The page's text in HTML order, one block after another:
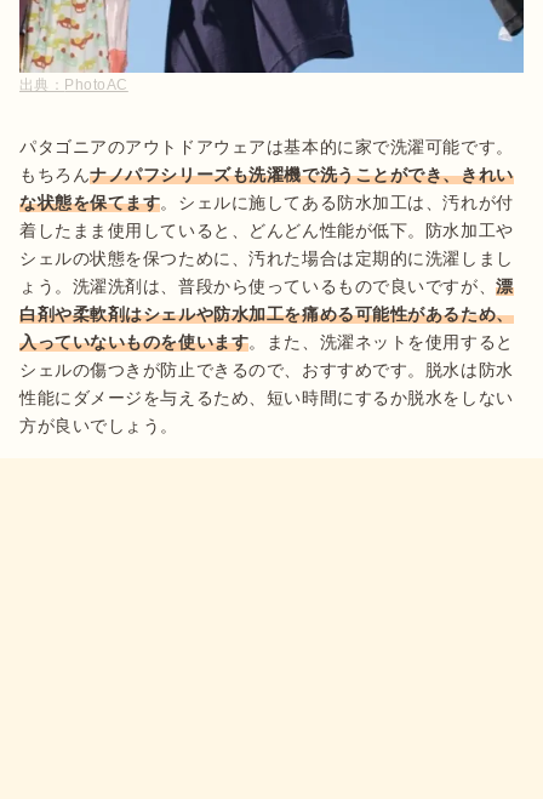
出典： PhotoAC
パタゴニアのアウトドアウェアは基本的に家で洗濯可能です。
もちろんナノパフシリーズも洗濯機で洗うことができ、きれい
な状態を保てます。シェルに施してある防水加工は、汚れが付
着したまま使用していると、どんどん性能が低下。防水加工や
シェルの状態を保つために、汚れた場合は定期的に洗濯しまし
ょう。洗濯洗剤は、普段から使っているもので良いですが、漂
白剤や柔軟剤はシェルや防水加工を痛める可能性があるため、
入っていないものを使います。また、洗濯ネットを使用すると
シェルの傷つきが防止できるので、おすすめです。脱水は防水
性能にダメージを与えるため、短い時間にするか脱水をしない
方が良いでしょう。